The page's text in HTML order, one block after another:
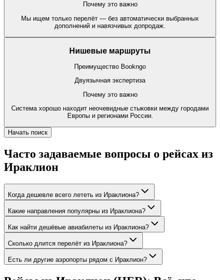
Почему это важно
Мы ищем только перелёт — без автоматически выбранных
дополнений и навязчивых допродаж.
Нишевые маршруты
Преимущество Bookngo
Двуязычная экспертиза
Почему это важно
Система хорошо находит неочевидные стыковки между городами
Европы и регионами России.
Начать поиск
Часто задаваемые вопросы о рейсах из
Ираклион
Когда дешевле всего лететь из Ираклиона?
Какие направления популярны из Ираклиона?
Как найти дешёвые авиабилеты из Ираклиона?
Сколько длится перелёт из Ираклиона?
Есть ли другие аэропорты рядом с Ираклион?